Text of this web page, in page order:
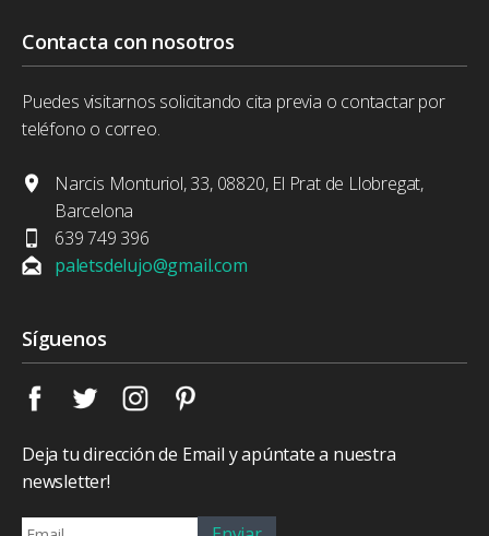
Contacta con nosotros
Puedes visitarnos solicitando cita previa o contactar por
teléfono o correo.
Narcis Monturiol, 33, 08820, El Prat de Llobregat,
Barcelona
639 749 396
paletsdelujo@gmail.com
Síguenos
Deja tu dirección de Email y apúntate a nuestra
newsletter!